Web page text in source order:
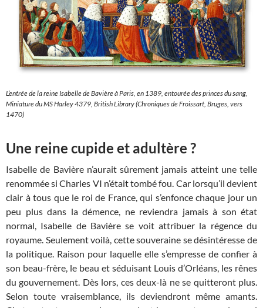
L’entrée de la reine Isabelle de Bavière à Paris, en 1389, entourée des princes du sang,
Miniature du MS Harley 4379, British Library (Chroniques de Froissart, Bruges, vers
1470)
Une reine cupide et adultère ?
Isabelle de Bavière n’aurait sûrement jamais atteint une telle
renommée si Charles VI n’était tombé fou. Car lorsqu’il devient
clair à tous que le roi de France, qui s’enfonce chaque jour un
peu plus dans la démence, ne reviendra jamais à son état
normal, Isabelle de Bavière se voit attribuer la régence du
royaume. Seulement voilà, cette souveraine se désintéresse de
la politique. Raison pour laquelle elle s’empresse de confier à
son beau-frère, le beau et séduisant Louis d’Orléans, les rênes
du gouvernement. Dès lors, ces deux-là ne se quitteront plus.
Selon toute vraisemblance, ils deviendront même amants.